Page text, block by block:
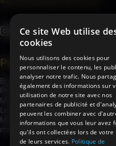
Produits
Brouettes
Pièces détachées
Matériel de chantier
Levage
Matériel de jardin et
manutention
À
À
Ce site Web utilise
cookies
Nous utilisons des cookies pour
personnaliser le contenu, les
analyser notre trafic. Nous
également des informations sur
utilisation de notre site avec nos
partenaires de publicité et
peuvent les combiner avec
informations que vous leur avez
qu'ils ont collectées lors de
de leurs services. Politique de